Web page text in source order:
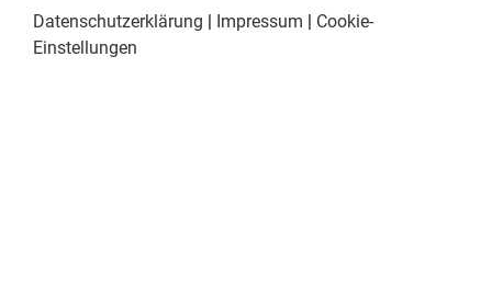
Vom 18. Dezember bis einschließlich 6. Januar
Datenschutzerklärung | Impressum | Cookie-
Einstellungen